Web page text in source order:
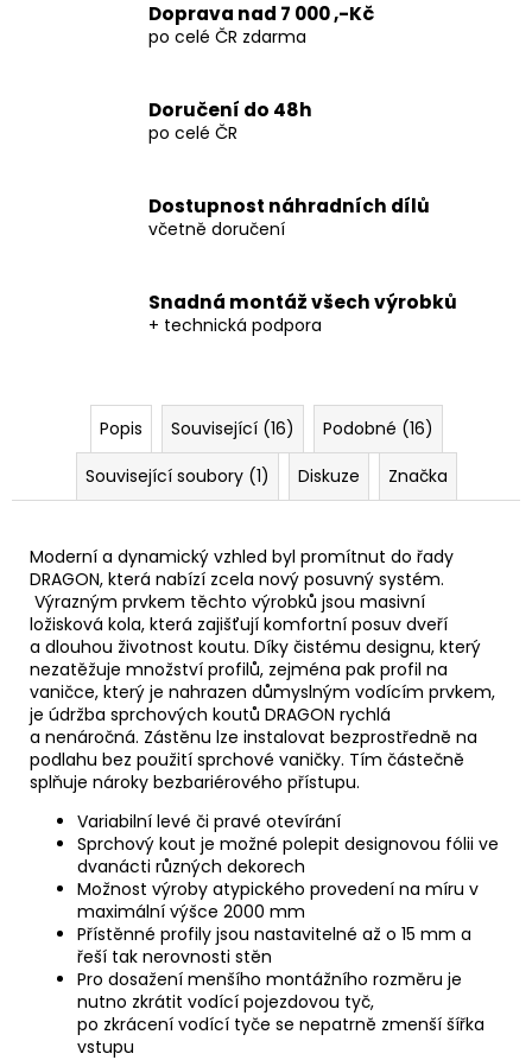
Doprava nad 7 000 ,-Kč
po celé ČR zdarma
Doručení do 48h
po celé ČR
Dostupnost náhradních dílů
včetně doručení
Snadná montáž všech výrobků
+ technická podpora
Popis Související (16)
Podobné (16)
Související soubory (1)
Diskuze Značka
Moderní a dynamický vzhled byl promítnut do řady
DRAGON, která nabízí zcela nový posuvný systém.
Výrazným prvkem těchto výrobků jsou masivní
ložisková kola, která zajišťují komfortní posuv dveří
a dlouhou životnost koutu. Díky čistému designu, který
nezatěžuje množství profilů, zejména pak profil na
vaničce, který je nahrazen důmyslným vodícím prvkem,
je údržba sprchových koutů DRAGON rychlá
a nenáročná. Zástěnu lze instalovat bezprostředně na
podlahu bez použití sprchové vaničky. Tím částečně
splňuje nároky bezbariérového přístupu.
Variabilní levé či pravé otevírání
Sprchový kout je možné polepit designovou fólii ve
dvanácti různých dekorech
Možnost výroby atypického provedení na míru v
maximální výšce 2000 mm
Přístěnné profily jsou nastavitelné až o 15 mm a
řeší tak nerovnosti stěn
Pro dosažení menšího montážního rozměru je
nutno zkrátit vodící pojezdovou tyč,
po zkrácení vodící tyče se nepatrně zmenší šířka
vstupu